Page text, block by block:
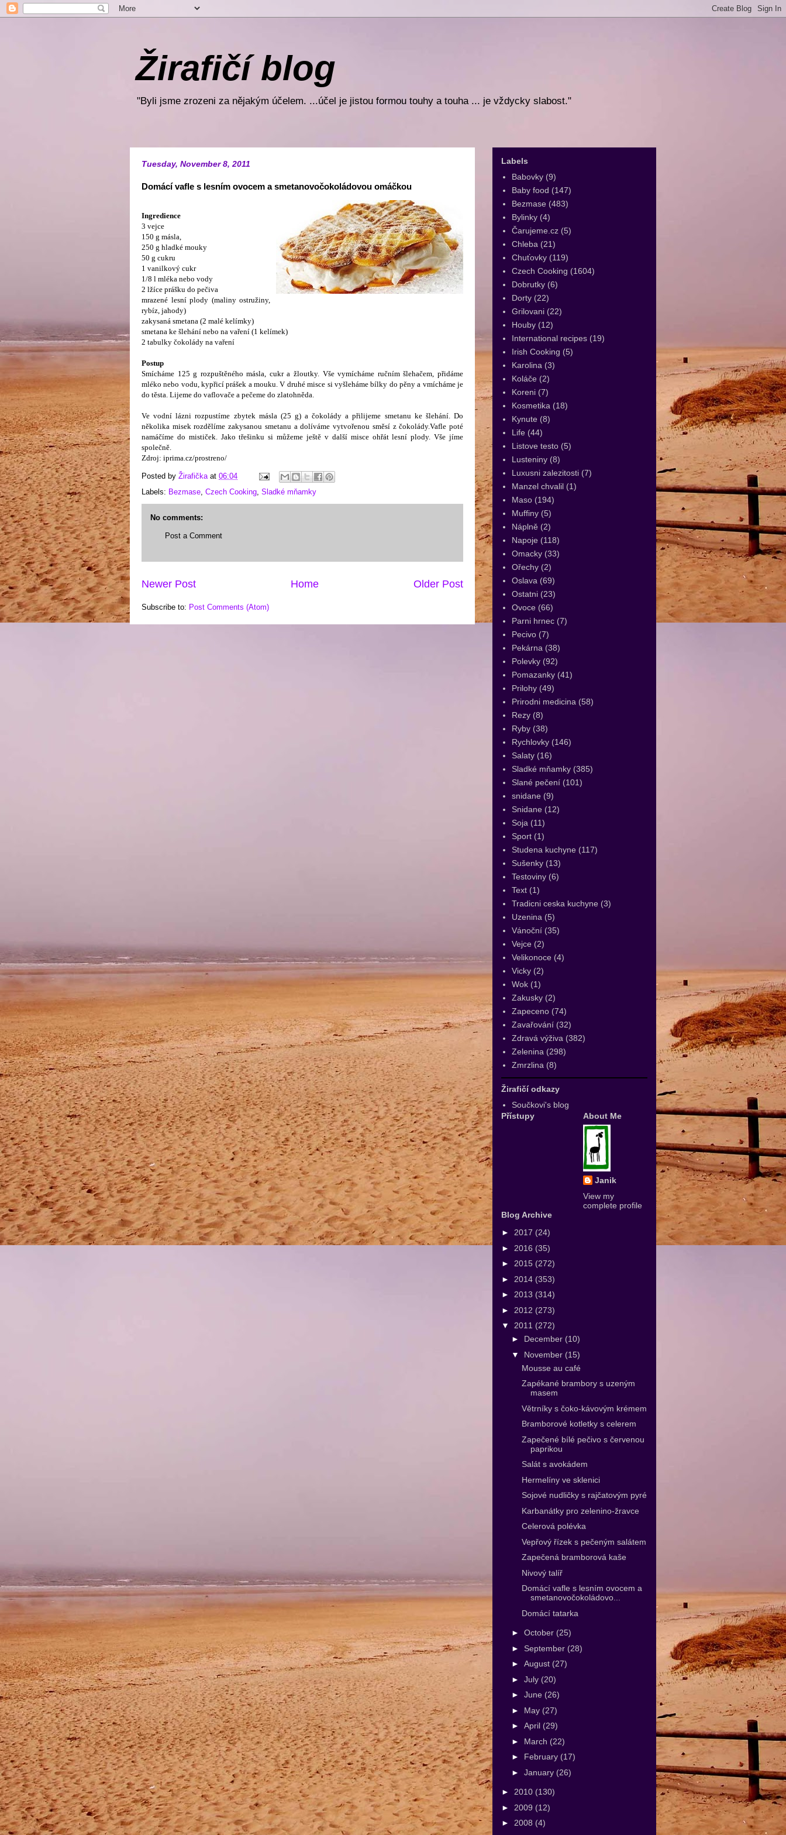
Žirafičí blog
"Byli jsme zrozeni za nějakým účelem. ...účel je jistou formou touhy a touha ... je vždycky slabost."
Tuesday, November 8, 2011
Domácí vafle s lesním ovocem a smetanovočokoládovou omáčkou
Ingredience
3 vejce
150 g másla,
250 g hladké mouky
50 g cukru
1 vanilkový cukr
1/8 l mléka nebo vody
2 lžíce prášku do pečiva
mrazené lesní plody (maliny ostružiny,
rybíz, jahody)
zakysaná smetana (2 malé kelímky)
smetana ke šlehání nebo na vaření (1 kelímek)
2 tabulky čokolády na vaření
Postup
Smícháme 125 g rozpuštěného másla, cukr a žloutky. Vše vymícháme ručním šlehačem, přidáme
mléko nebo vodu, kypřicí prášek a mouku. V druhé misce si vyšleháme bílky do pěny a vmícháme je
do těsta. Lijeme do vaflovače a pečeme do zlatohněda.
Ve vodní lázni rozpustíme zbytek másla (25 g) a čokolády a přilijeme smetanu ke šlehání. Do
několika misek rozdělíme zakysanou smetanu a dolíváme vytvořenou směsí z čokolády.Vafle poté
namáčíme do mističek. Jako třešinku si můžeme ještě v další misce ohřát lesní plody. Vše jíme
společně.
Zdroj: iprima.cz/prostreno/
Posted by Žirafička at 06:04
Labels: Bezmase, Czech Cooking, Sladké mňamky
No comments:
Post a Comment
Newer Post Older Post
Home
Subscribe to: Post Comments (Atom)
Labels
Babovky (9)
Baby food (147)
Bezmase (483)
Bylinky (4)
Čarujeme.cz (5)
Chleba (21)
Chuťovky (119)
Czech Cooking (1604)
Dobrutky (6)
Dorty (22)
Grilovani (22)
Houby (12)
International recipes (19)
Irish Cooking (5)
Karolina (3)
Koláče (2)
Koreni (7)
Kosmetika (18)
Kynute (8)
Life (44)
Listove testo (5)
Lusteniny (8)
Luxusni zalezitosti (7)
Manzel chvalil (1)
Maso (194)
Muffiny (5)
Náplně (2)
Napoje (118)
Omacky (33)
Ořechy (2)
Oslava (69)
Ostatni (23)
Ovoce (66)
Parni hrnec (7)
Pecivo (7)
Pekárna (38)
Polevky (92)
Pomazanky (41)
Prilohy (49)
Prirodni medicina (58)
Rezy (8)
Ryby (38)
Rychlovky (146)
Salaty (16)
Sladké mňamky (385)
Slané pečení (101)
snidane (9)
Snidane (12)
Soja (11)
Sport (1)
Studena kuchyne (117)
Sušenky (13)
Testoviny (6)
Text (1)
Tradicni ceska kuchyne (3)
Uzenina (5)
Vánoční (35)
Vejce (2)
Velikonoce (4)
Vicky (2)
Wok (1)
Zakusky (2)
Zapeceno (74)
Zavařování (32)
Zdravá výživa (382)
Zelenina (298)
Zmrzlina (8)
Žirafičí odkazy
Součkovi's blog
Přístupy
About Me
Janik
View my
complete profile
Blog Archive
► 2017 (24)
► 2016 (35)
► 2015 (272)
► 2014 (353)
► 2013 (314)
► 2012 (273)
▼ 2011 (272)
► December (10)
▼ November (15)
Mousse au café
Zapékané brambory s uzeným
masem
Větrníky s čoko-kávovým krémem
Bramborové kotletky s celerem
Zapečené bílé pečivo s červenou
paprikou
Salát s avokádem
Hermelíny ve sklenici
Sojové nudličky s rajčatovým pyré
Karbanátky pro zelenino-žravce
Celerová polévka
Vepřový řízek s pečeným salátem
Zapečená bramborová kaše
Nivový talíř
Domácí vafle s lesním ovocem a
smetanovočokoládovo...
Domácí tatarka
► October (25)
► September (28)
► August (27)
► July (20)
► June (26)
► May (27)
► April (29)
► March (22)
► February (17)
► January (26)
► 2010 (130)
► 2009 (12)
► 2008 (4)